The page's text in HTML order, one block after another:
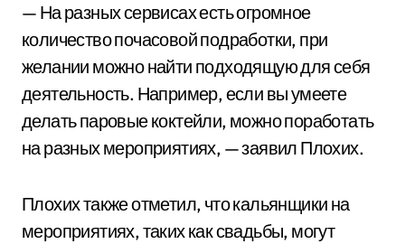
— На разных сервисах есть огромное
количество почасовой подработки, при
желании можно найти подходящую для себя
деятельность. Например, если вы умеете
делать паровые коктейли, можно поработать
на разных мероприятиях, — заявил Плохих.
Плохих также отметил, что кальянщики на
мероприятиях, таких как свадьбы, могут